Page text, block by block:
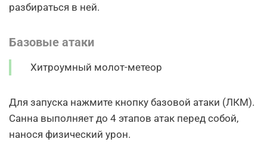
разбираться в ней.
Базовые атаки
Хитроумный молот-метеор
Для запуска нажмите кнопку базовой атаки (ЛКМ).
Санна выполняет до 4 этапов атак перед собой,
нанося физический урон.